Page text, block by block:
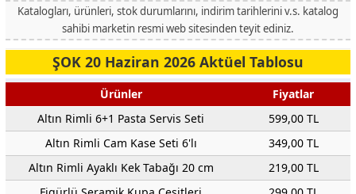
Katalogları, ürünleri, stok durumlarını, indirim tarihlerini v.s. katalog
sahibi marketin resmi web sitesinden teyit ediniz.
ŞOK 20 Haziran 2026 Aktüel Tablosu
Ürünler
Fiyatlar
Altın Rimli 6+1 Pasta Servis Seti
599,00 TL
Altın Rimli Cam Kase Seti 6'lı
349,00 TL
Altın Rimli Ayaklı Kek Tabağı 20 cm
219,00 TL